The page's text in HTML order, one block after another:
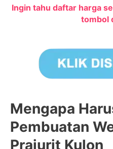
Ingin tahu daftar harga
tombol
Mengapa
Pembuatan
Prajurit Kulon